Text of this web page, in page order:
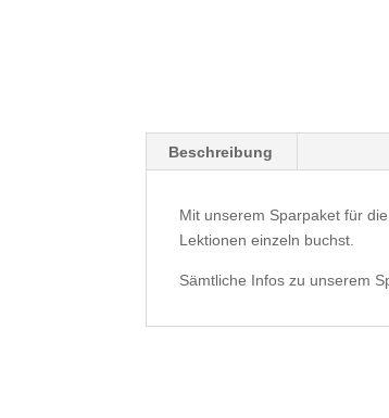
Beschreibung
Mit unserem Sparpaket für
Lektionen einzeln buchst.
Sämtliche Infos zu unserem